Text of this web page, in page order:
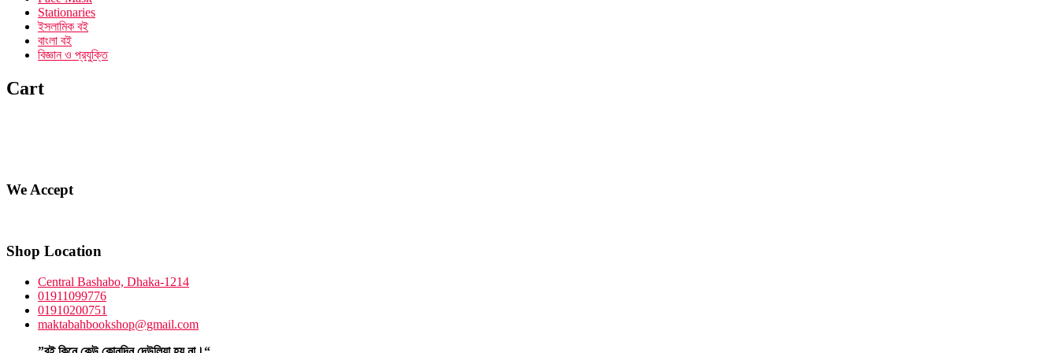
Stationaries
ইসলামিক বই
বাংলা বই
বিজ্ঞান ও প্রযুক্তি
Cart
We Accept
Shop Location
Central Bashabo, Dhaka-1214
01911099776
01910200751
maktabahbookshop@gmail.com